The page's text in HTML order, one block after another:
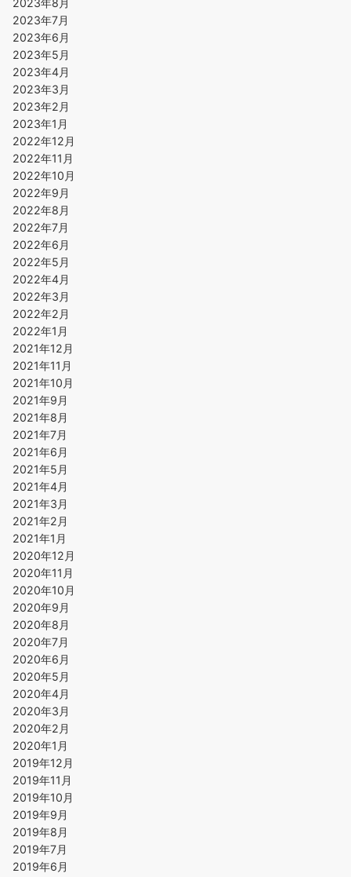
2023年8月
2023年7月
2023年6月
2023年5月
2023年4月
2023年3月
2023年2月
2023年1月
2022年12月
2022年11月
2022年10月
2022年9月
2022年8月
2022年7月
2022年6月
2022年5月
2022年4月
2022年3月
2022年2月
2022年1月
2021年12月
2021年11月
2021年10月
2021年9月
2021年8月
2021年7月
2021年6月
2021年5月
2021年4月
2021年3月
2021年2月
2021年1月
2020年12月
2020年11月
2020年10月
2020年9月
2020年8月
2020年7月
2020年6月
2020年5月
2020年4月
2020年3月
2020年2月
2020年1月
2019年12月
2019年11月
2019年10月
2019年9月
2019年8月
2019年7月
2019年6月